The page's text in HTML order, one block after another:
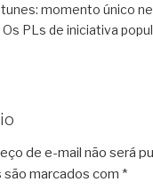
momento único
Os PLs de iniciativa
de e-mail não será
marcados com *